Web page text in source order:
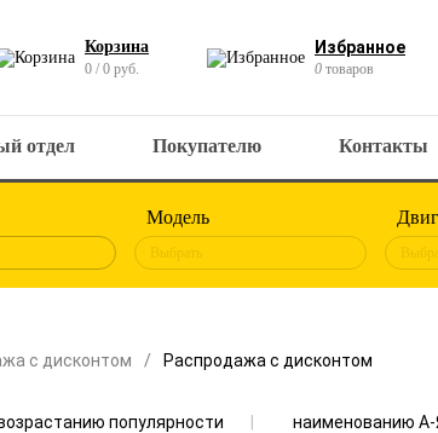
Корзина
0 / 0 руб.
Избранное
0 товаров
отдел Покупателю Контакты
Модель
Выбрать
с дисконтом Распродажа с дисконтом
популярности наименованию А-